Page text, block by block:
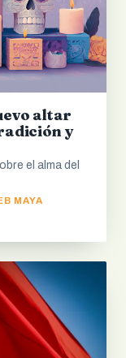
altar
y
el alma del
MAYA